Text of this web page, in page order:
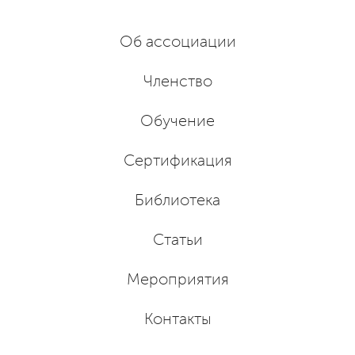
Об ассоциации
Членство
Обучение
Сертификация
Библиотека
Статьи
Мероприятия
Контакты